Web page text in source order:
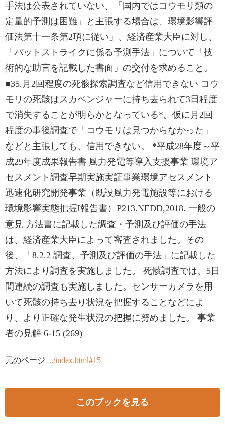
手法は公表されていない、「国内ではコウモリ類の
定量的予測は困難」と主張する場合は、環境影響評
価法第十一条第2項に従い」、経済産業大臣に対し、
「バットストライクに係る予測手法」について「技
術的な助言を記載した書面」の交付を求めること。
■35.月2回程度の死骸探索調査など信用できない コウ
モリの死骸はスカベンジャーに持ち去られて3日程度
で消失することが明らかとなっている*。仮に月2回
程度の事後調査で「コウモリは見つからなかった」
などと主張しても、信用できない。 *平成28年度～平
成29年度成果報告書 風力発電等導入支援事業 環境ア
セスメント調査早期実施実証事業環境アセスメント
迅速化研究開発事業（既設風力発電施設等における
環境影響実態把握I報告書）P213.NEDD,2018. 一般の
意見 方法書に記載した調査・予測及び評価の手法
は、経済産業大臣によって審査されました。その
後、「8.2.2 調査、予測及び評価の手法」に記載した
方法により調査を実施しました。 死骸調査では、5日
間連続の調査も実施しました。センサーカメラを用
いて死骸の持ち去り状況を把握することなどによ
り、より正確な発生状況の把握に努めました。 事業
者の見解 6-15 (269)
元のページ ../index.html#15
このブックを見る